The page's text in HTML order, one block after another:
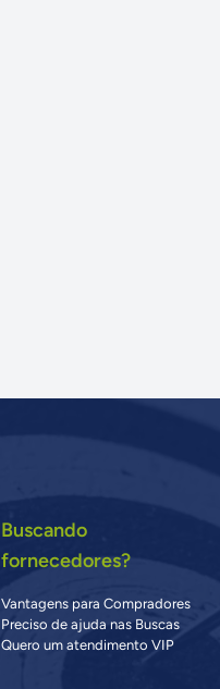
Buscando
fornecedores?
Vantagens para Compradores
Preciso de ajuda nas Buscas
Quero um atendimento VIP